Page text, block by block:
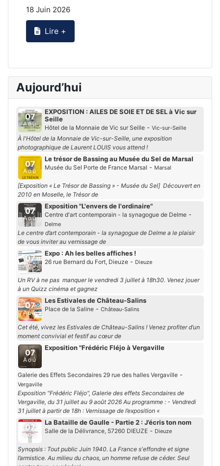
18 Juin 2026
Lire +
Aujourd’hui
07
Aoû
EXPOSITION : AILES DE SOIE ET DE SEL à Vic sur
Seille
Hôtel de la Monnaie de Vic sur Seille - Vic-sur-Seille
À l'Hôtel de la Monnaie de Vic-sur-Seille, une exposition
photographique de Laurent LOUIS vous attend !
07
Aoû
Le trésor de Bassing au Musée du Sel de Marsal
Musée du Sel Porte de France Marsal - Marsal
[Exposition « Le Trésor de Bassing » - Musée du Sel] Découvert en
2010 en Moselle, le Trésor de
07
Aoû
Exposition "L'envers de l'ordinaire"
Centre d'art contemporain - la synagogue de Delme -
Delme
Le centre d’art contemporain - la synagogue de Delme a le plaisir
de vous inviter au vernissage de
07
Aoû
Expo : Ah les belles affiches !
26 rue Bernard du Fort, Dieuze - Dieuze
Un RV à ne pas manquer le vendredi 3 juillet à 18h30. Venez jouer
à un Quizz cinéma et gagnez
07
Aoû
Les Estivales de Château-Salins
Place de la Saline - Château-Salins
Cet été, vivez les Estivales de Château-Salins ! Venez profiter d’un
moment convivial et festif au cœur de
07
Aoû
Exposition "Frédéric Fléjo à Vergaville
Galerie des Effets Secondaires 29 rue des halles Vergaville -
Vergaville
Exposition "Frédéric Fléjo", Galerie des effets Secondaires de
Vergaville, du 31 juillet au 9 août 2026 Au programme : - Vendredi
31 juillet à partir de 18h : Vernissage de l’exposition «
07
Aoû
La Bataille de Gaulle - Partie 2 : J’écris ton nom
Salle de la Délivrance, 57260 DIEUZE - Dieuze
Synopsis : Tout public Juin 1940. La France s'effondre et signe
l’armistice. Au milieu du chaos, un homme refuse de céder. Seul